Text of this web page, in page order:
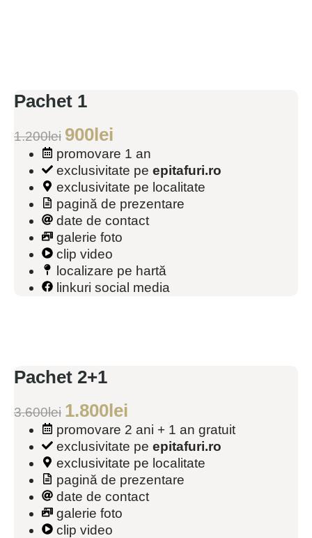
Pachet 1
1.200lei 900lei
promovare 1 an
exclusivitate pe epitafuri.ro
exclusivitate pe localitate
pagină de prezentare
date de contact
galerie foto
clip video
localizare pe hartă
linkuri social media
Pachet 2+1
3.600lei 1.800lei
promovare 2 ani + 1 an gratuit
exclusivitate pe epitafuri.ro
exclusivitate pe localitate
pagină de prezentare
date de contact
galerie foto
clip video